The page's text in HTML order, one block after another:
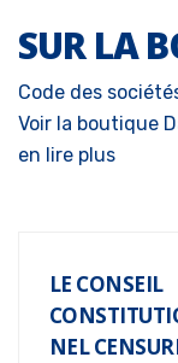
SUR LA
Code des
Voir la boutique
en lire plus
LE CONSEIL
NEL